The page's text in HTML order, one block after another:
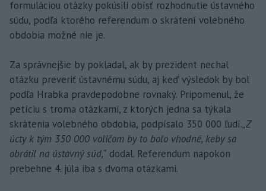
formuláciou otázky pokúsili obísť rozhodnutie ústavného
súdu, podľa ktorého referendum o skrátení volebného
obdobia možné nie je.
Za správnejšie by pokladal, ak by prezident nechal
otázku preveriť ústavnému súdu, aj keď výsledok by bol
podľa Hrabka pravdepodobne rovnaký. Pripomenul, že
petíciu s troma otázkami, z ktorých jedna sa týkala
skrátenia volebného obdobia, podpísalo 350 000 ľudí.„Z
úcty k tým 350 000 voličom by to bolo vhodné, keby sa
obrátil na ústavný súd,“ dodal. Referendum napokon
prebehne 4. júla iba s dvoma otázkami.